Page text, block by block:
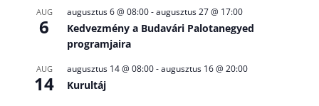
AUG
6
augusztus 6 @ 08:00-augusztus 27 @ 17:00
Kedvezmény a Budavári Palotanegyed
programjaira
AUG
14
augusztus 14 @ 08:00-augusztus 16 @ 20:00
Kurultáj